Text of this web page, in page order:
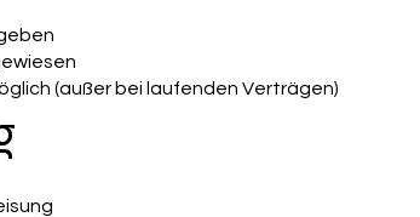
(außer bei laufenden Verträgen)